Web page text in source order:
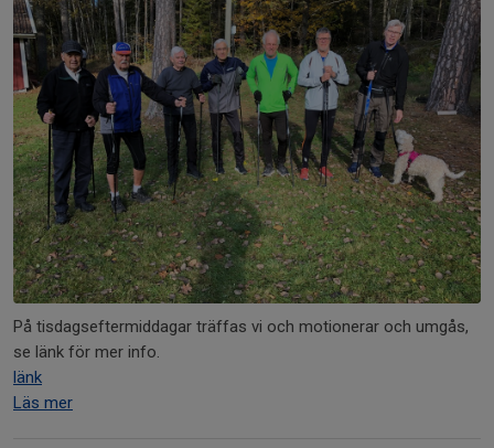
På tisdagseftermiddagar träffas vi och motionerar och umgås,
se länk för mer info.
länk
Läs mer